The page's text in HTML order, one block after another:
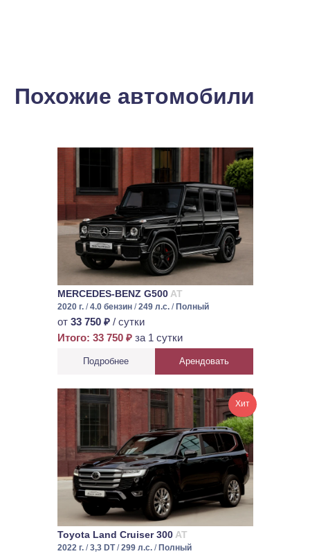
Похожие автомобили
MERCEDES-BENZ G500AT
2020 г./4.0 бензин/249 л.с./ Полный
от 33 750 ₽/ сутки
Итого: 33 750 ₽ за 1 сутки
Подробнее Арендовать
Хит
Toyota Land Cruiser 300AT
2022 г./3,3 DT/299 л.с./ Полный